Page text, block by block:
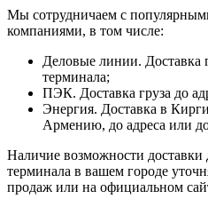
Мы сотрудничаем с
компаниями, в том числе:
Деловые линии. Доставка
терминала;
ПЭК. Доставка груза до
Энергия. Доставка в
Армению, до адреса или
Наличие возможности доставки
терминала в вашем городе
продаж или на официальном